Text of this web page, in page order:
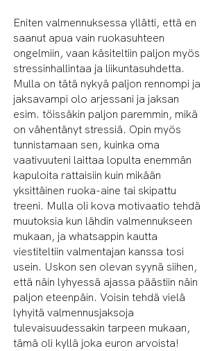
Eniten valmennuksessa yllätti, että en
saanut apua vain ruokasuhteen
ongelmiin, vaan käsiteltiin paljon myös
stressinhallintaa ja liikuntasuhdetta.
Mulla on tätä nykyä paljon rennompi ja
jaksavampi olo arjessani ja jaksan
esim. töissäkin paljon paremmin, mikä
on vähentänyt stressiä. Opin myös
tunnistamaan sen, kuinka oma
vaativuuteni laittaa lopulta enemmän
kapuloita rattaisiin kuin mikään
yksittäinen ruoka-aine tai skipattu
treeni. Mulla oli kova motivaatio tehdä
muutoksia kun lähdin valmennukseen
mukaan, ja whatsappin kautta
viestiteltiin valmentajan kanssa tosi
usein. Uskon sen olevan syynä siihen,
että näin lyhyessä ajassa päästiin näin
paljon eteenpäin. Voisin tehdä vielä
lyhyitä valmennusjaksoja
tulevaisuudessakin tarpeen mukaan,
tämä oli kyllä joka euron arvoista!